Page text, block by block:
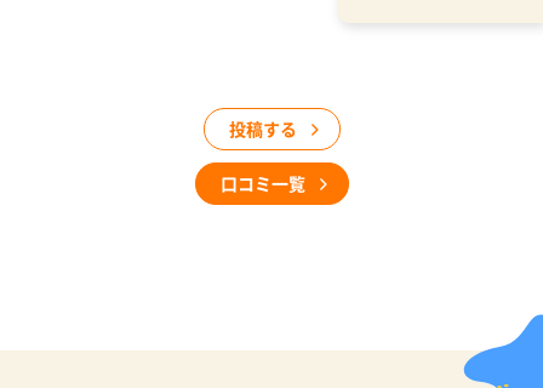
投稿する
口コミ一覧